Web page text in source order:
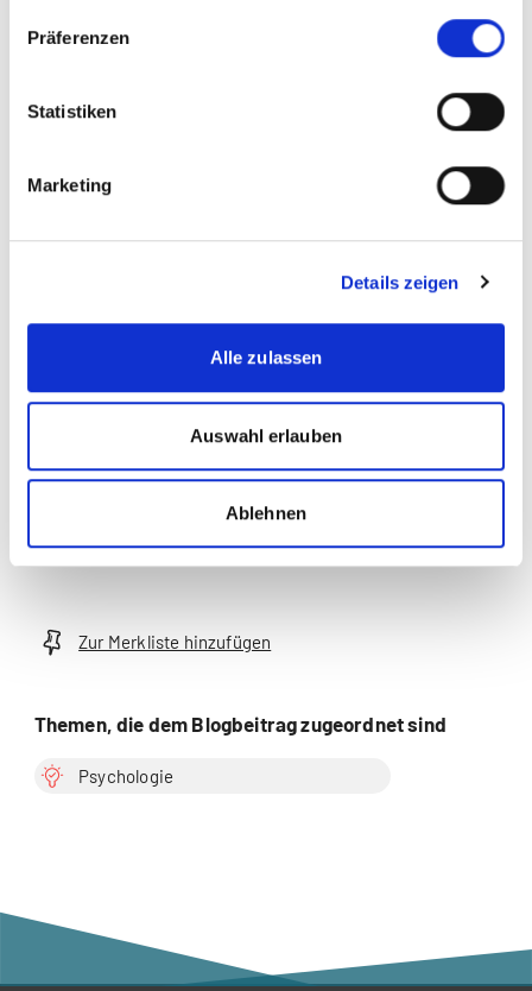
Präferenzen
Statistiken
Marketing
Details zeigen
Alle zulassen
Auswahl erlauben
Ablehnen
hier zum
Autor/in
Annette Rath
Zur Merkliste hinzufügen
Themen, die dem Blogbeitrag zugeordnet sind
Psychologie